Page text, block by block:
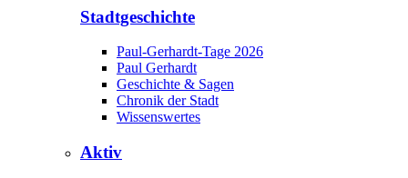
Stadtgeschichte
Paul-Gerhardt-Tage 2026
Paul Gerhardt
Geschichte & Sagen
Chronik der Stadt
Wissenswertes
Aktiv